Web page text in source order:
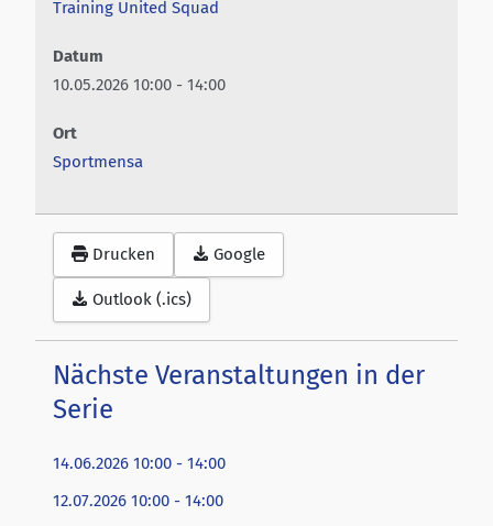
Training United Squad
Datum
10.05.2026 10:00 - 14:00
Ort
Sportmensa
Drucken Google
Outlook (.ics)
Nächste Veranstaltungen in der
Serie
14.06.2026 10:00 - 14:00
12.07.2026 10:00 - 14:00
Swans Delight
Trainer-Infos